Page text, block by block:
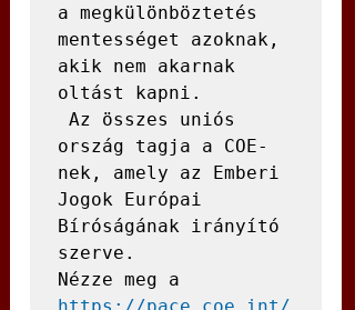
a megkülönböztetés
mentességet azoknak,
akik nem akarnak
oltást kapni.
ország tagja a COE-
nek, amely az Emberi
Jogok Európai
Bíróságának irányító
szerve.
https://pace.coe.int/